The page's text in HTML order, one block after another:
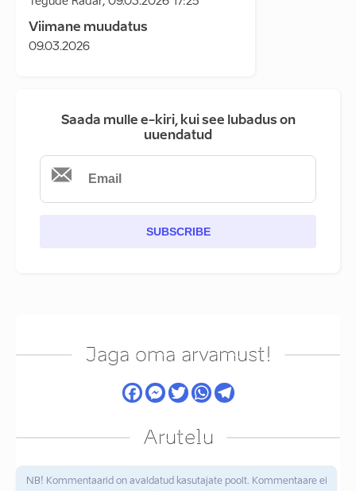
Viimane muudatus
09.03.2026
Saada mulle e-kiri, kui see lubadus on
uuendatud
SUBSCRIBE
Jaga oma arvamust!
Arutelu
NB! Kommentaarid on avaldatud kasutajate poolt. Kommentaare ei